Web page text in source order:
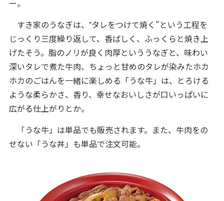
ー。
すき家のうなぎは、‟タレをつけて焼く”という工程を
じっくり三度繰り返して、香ばしく、ふっくらと焼き上
げたそう。脂のノリが良く肉厚といううなぎと、味わい
深いタレで煮た牛肉、ちょっと甘めのタレが染みたホカ
ホカのごはんを一緒に楽しめる「うな牛」は、とろける
ような柔らかさ、香り、幸せなおいしさが口いっぱいに
広がる仕上がりとか。
「うな牛」は単品でも販売されます。また、牛肉をの
せない「うな丼」も単品で注文可能。